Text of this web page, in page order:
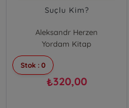
Suçlu Kim?
Aleksandr Herzen
Yordam Kitap
Stok : 0
₺320,00